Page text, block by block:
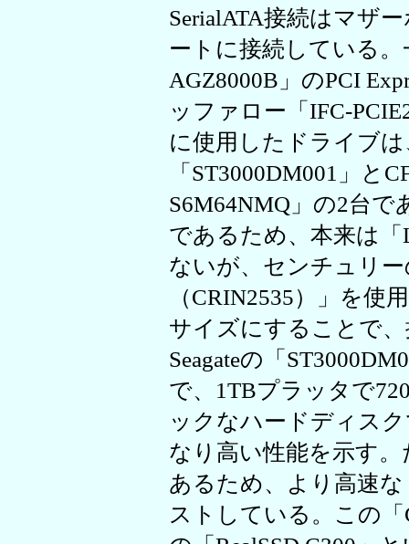
SerialATA接続はマザ
ートに接続している。
AGZ8000B」のPCI
ッファロー「IFC-
に使用したドライブは
「ST3000DM001」と
S6M64NMQ」の2台で
であるため、本来は「
ないが、センチュリ
（CRIN2535）」を使
サイズにすることで
Seagateの「
で、1TBプラッタで
ックなハードディス
なり高い性能を示す
あるため、より高速
ストしている。この「